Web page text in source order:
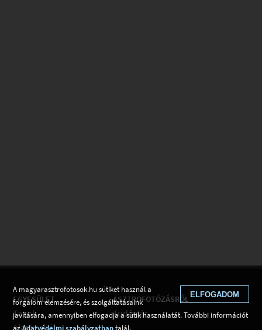
EGYESÜLET
Tagok
Alapszabály
ASZTROFOTÓZÁSRÓL
Tudástár
ELFOGADOM
A magyarasztrofotosok.hu sütiket használ a
forgalom elemzésére, és szolgáltatásaink
javítására, amennyiben elfogadja a sütik használatát. További információt
azAdatvédelmi szabályzatbantalál.